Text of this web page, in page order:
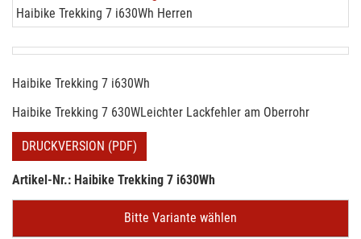
Haibike Trekking 7 i630Wh Herren
Haibike Trekking 7 i630Wh
Haibike Trekking 7 630WLeichter Lackfehler am Oberrohr
DRUCKVERSION (PDF)
Artikel-Nr.: Haibike Trekking 7 i630Wh
Bitte Variante wählen